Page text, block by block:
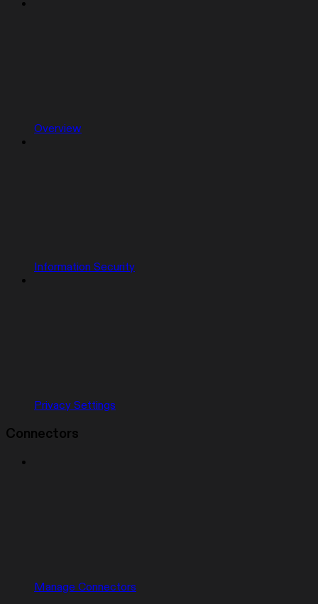
Overview
Information Security
Privacy Settings
Connectors
Manage Connectors